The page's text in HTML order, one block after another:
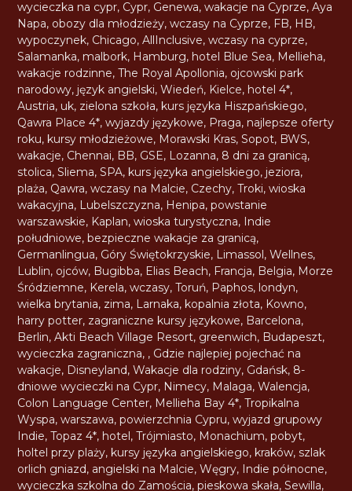
wycieczka na cypr, Cypr, Genewa,wakacje na Cyprze,Aya
Napa, obozy dla młodzieży,wczasy na Cyprze, FB, HB,
wypoczynek, Chicago,AllInclusive,wczasy na cyprze,
Salamanka, malbork, Hamburg, hotel Blue Sea, Mellieha,
wakacje rodzinne,The Royal Apollonia, ojcowski park
narodowy, język angielski,Wiedeń, Kielce, hotel 4*,
Austria, uk, zielona szkoła, kurs języka Hiszpańskiego,
Qawra Place 4*,wyjazdy językowe, Praga, najlepsze oferty
roku, kursy młodzieżowe, Morawski Kras,Sopot, BWS,
wakacje, Chennai, BB, GSE, Lozanna, 8 dni za granicą,
stolica,Sliema,SPA, kurs języka angielskiego, jeziora,
plaża, Qawra,wczasy na Malcie, Czechy,Troki,wioska
wakacyjna, Lubelszczyzna, Henipa,powstanie
warszawskie, Kaplan,wioska turystyczna, Indie
południowe,bezpieczne wakacje za granicą,
Germanlingua, Góry Świętokrzyskie, Limassol,Wellnes,
Lublin, ojców, Bugibba, Elias Beach, Francja, Belgia, Morze
Śródziemne, Kerela,wczasy,Toruń, Paphos, londyn,
wielka brytania, zima, Larnaka, kopalnia złota, Kowno,
harry potter, zagraniczne kursy językowe, Barcelona,
Berlin,Akti Beach Village Resort, greenwich, Budapeszt,
wycieczka zagraniczna, , Gdzie najlepiej pojechać na
wakacje, Disneyland,Wakacje dla rodziny, Gdańsk, 8-
dniowe wycieczki na Cypr, Nimecy, Malaga,Walencja,
Colon Language Center, Mellieha Bay 4*,Tropikalna
Wyspa,warszawa,powierzchnia Cypru,wyjazd grupowy
Indie,Topaz 4*, hotel,Trójmiasto, Monachium,pobyt,
holtel przy plaży, kursy języka angielskiego, kraków,szlak
orlich gniazd, angielski na Malcie,Węgry, Indie północne,
wycieczka szkolna do Zamościa,pieskowa skała,Sewilla,